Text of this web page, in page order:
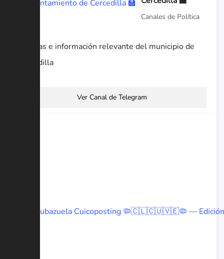
Canales de Política
Noticias e información relevante del municipio de
Cercedilla
Ver Canal de Telegram